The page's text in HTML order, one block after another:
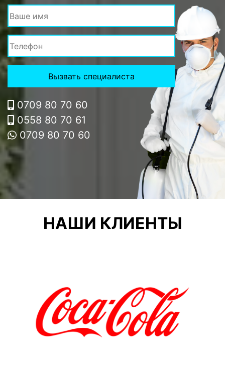
Вызвать специалиста
0709 80 70 60
0558 80 70 61
0709 80 70 60
НАШИ КЛИЕНТЫ